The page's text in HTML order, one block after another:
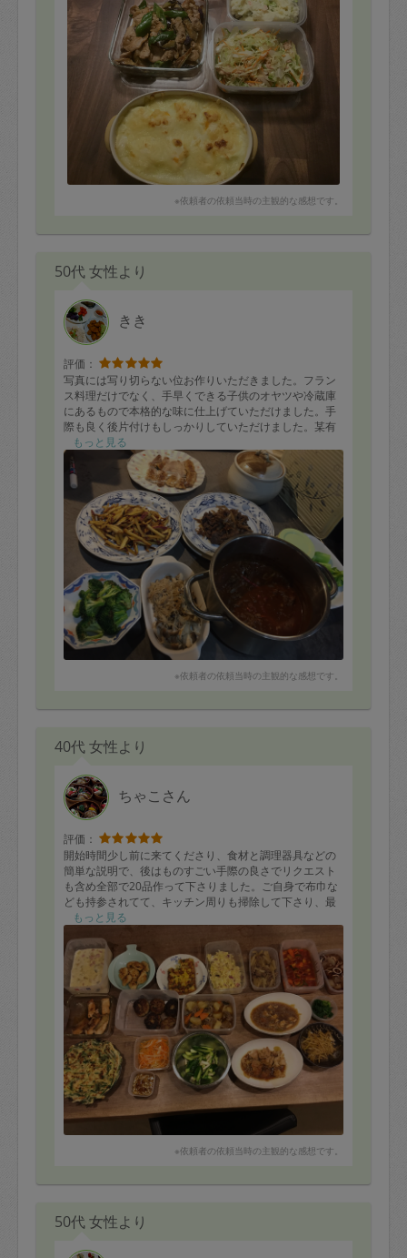
※依頼者の依頼当時の主観的な感想です。
50代 女性より
きき
評価：
写真には写り切らない位お作りいただきました。フラン
ス料理だけでなく、手早くできる子供のオヤツや冷蔵庫
にあるもので本格的な味に仕上げていただけました。手
際も良く後片付けもしっかりしていただけました。某有
名店での経験がおありなので、とても信頼の置けるお母
様という印象でした。
是非またお願いしたいと思います。
子供達も満足しておりました。
ありがとうございます^ ^
もっと見る
※依頼者の依頼当時の主観的な感想です。
40代 女性より
ちゃこさん
評価：
開始時間少し前に来てくださり、食材と調理器具などの
簡単な説明で、後はものすごい手際の良さでリクエスト
も含め全部で20品作って下さりました。ご自身で布巾な
ども持参されてて、キッチン周りも掃除して下さり、最
後まできちんとされているなと思いました。どれもとて
たいと思います。ありがとうございました。
もっと見る
※依頼者の依頼当時の主観的な感想です。
50代 女性より